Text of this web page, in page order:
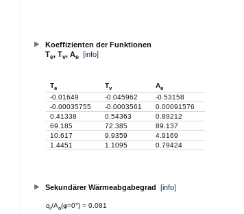
Koeffizienten der Funktionen
Te, Tv, Ae [info]
Te Tv Ae
-0.01649 -0.045962
-0.53158
-0.00035755
-0.0003561
0.00091576
0.41338
0.54363
0.89212
69.185
72.385
89.137
10.617
9.9359
4.9169
1.4451
1.1095 0.79424
Sekundärer Wärmeabgabegrad [info]
qi/Ae(φ=0°) = 0.081